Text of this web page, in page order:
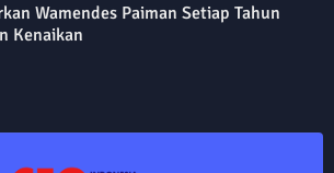
Wamendes Paiman Setiap Tahun
Kenaikan